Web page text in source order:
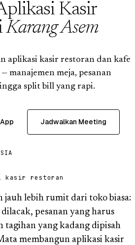
Kasir
Karang Asem
aplikasi kasir restoran dan kafe
manajemen meja, pesanan
split bill yang rapi.
Jadwalkan Meeting
kasir restoran
jauh lebih rumit dari toko biasa:
pesanan yang harus
tagihan yang kadang dipisah
membangun aplikasi kasir